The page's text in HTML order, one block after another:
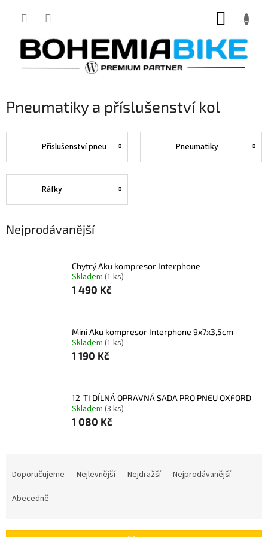
Pneumatiky a příslušenství kol
Příslušenství pneu Pneumatiky
Ráfky
Nejprodávanější
Chytrý Aku kompresor Interphone
Skladem (1 ks)
1 490 Kč
Mini Aku kompresor Interphone 9x7x3,5cm
Skladem (1 ks)
1 190 Kč
12-TI DÍLNÁ OPRAVNÁ SADA PRO PNEU OXFORD
Skladem (3 ks)
1 080 Kč
Doporučujeme Nejlevnější Nejdražší
Nejprodávanější
Abecedně